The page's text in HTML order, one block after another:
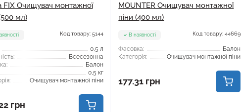
FIX Очищувач монтажної
мл)
Код товару: 5144
0,5 л
Всесезонна
Балон
0,5 кг
Очищувач монтажної піни
грн
MOUNTER Очищувач монтажної
піни (400 мл)
В наявності Код товару: 44669
Фасовка:
Балон
Категорія:
Очищувач монтажної піни
177.31 грн